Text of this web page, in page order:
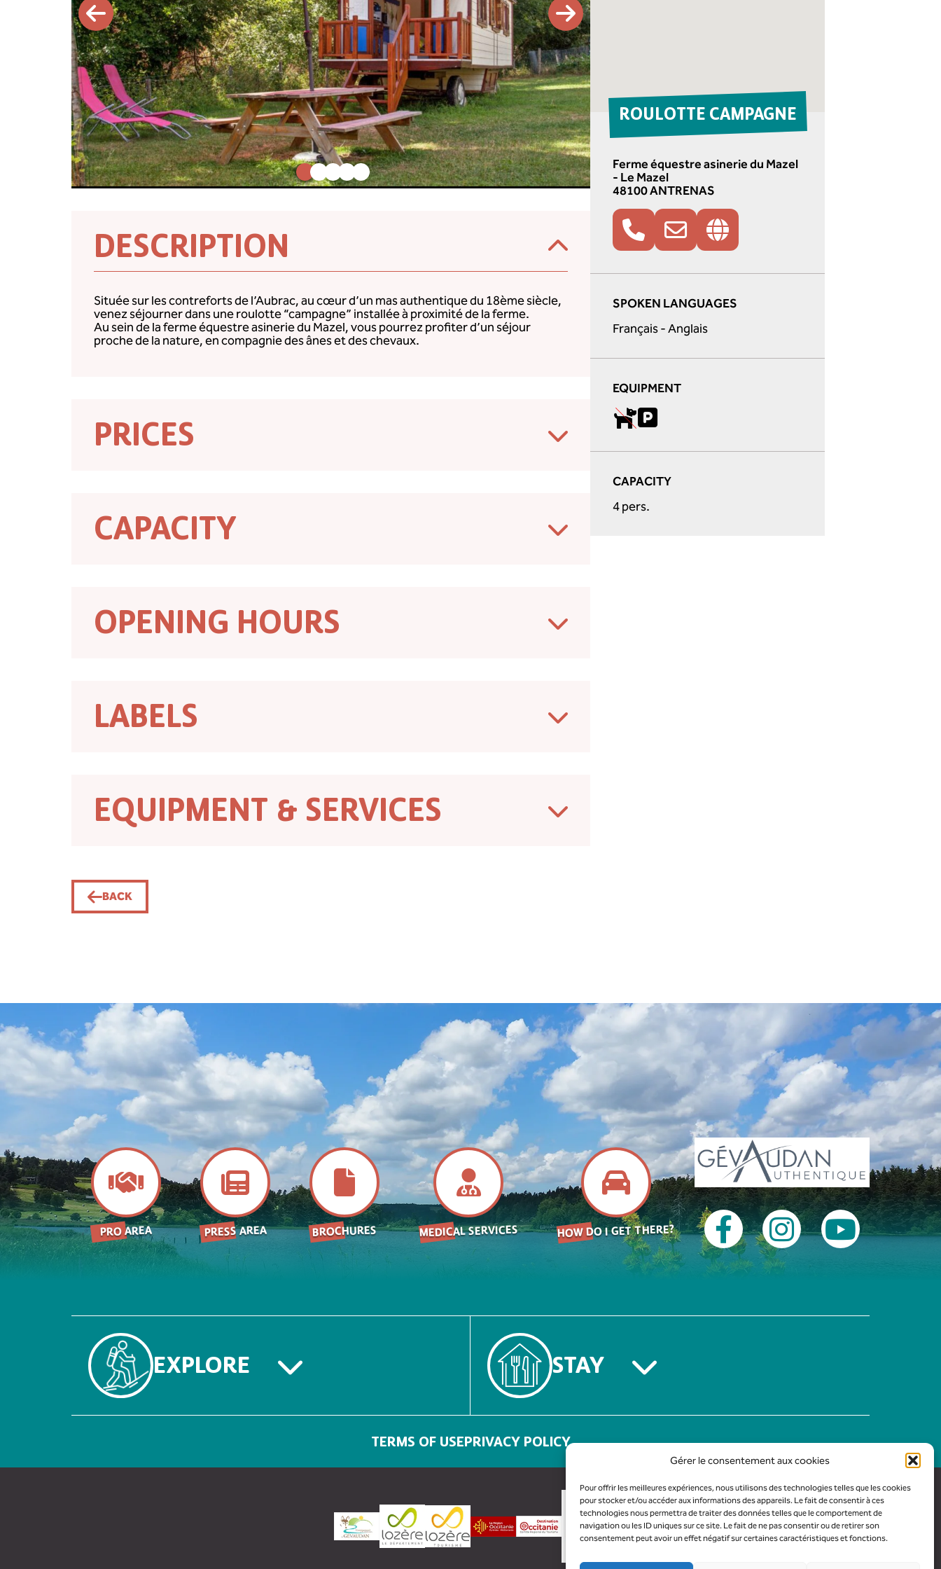
Gérer le consentement aux cookies
Pour offrir les meilleures expériences, nous utilisons des technologies telles que les cookies
pour stocker et/ou accéder aux informations des appareils. Le fait de consentir à ces
technologies nous permettra de traiter des données telles que le comportement de
navigation ou les ID uniques sur ce site. Le fait de ne pas consentir ou de retirer son
consentement peut avoir un effet négatif sur certaines caractéristiques et fonctions.
DESCRIPTION
Située sur les contreforts de l’Aubrac, au cœur d’un mas authentique du 18ème siècle,
venez séjourner dans une roulotte “campagne” installée à proximité de la ferme.
Au sein de la ferme équestre asinerie du Mazel, vous pourrez profiter d’un séjour
proche de la nature, en compagnie des ânes et des chevaux.
PRICES
CAPACITY
OPENING HOURS
LABELS
EQUIPMENT & SERVICES
ROULOTTE CAMPAGNE
Ferme équestre asinerie du Mazel
- Le Mazel
48100 ANTRENAS
SPOKEN LANGUAGES
Français - Anglais
EQUIPMENT
CAPACITY
4 pers.
BACK
PRO AREA PRESS AREA BROCHURES MEDICAL SERVICES HOW DO I GET THERE?
EXPLORE STAY
TERMS OF USEPRIVACY POLICY